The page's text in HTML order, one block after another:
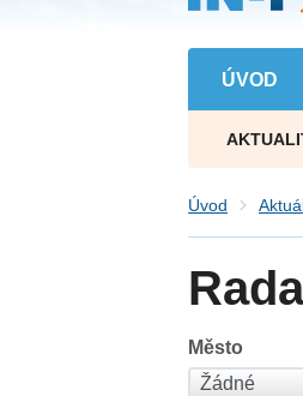
ÚVOD
Úvod
Město